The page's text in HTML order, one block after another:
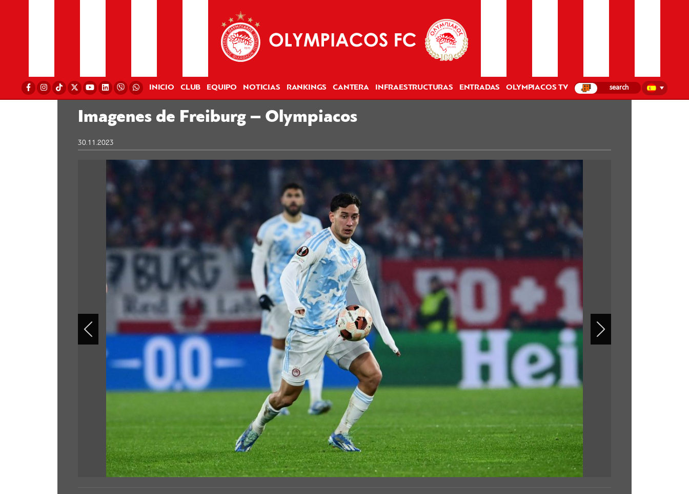
INICIO CLUB EQUIPO NOTICIAS RANKINGS CANTERA INFRAESTRUCTURAS ENTRADAS OLYMPIACOS TV
Imagenes de Freiburg – Olympiacos
30.11.2023